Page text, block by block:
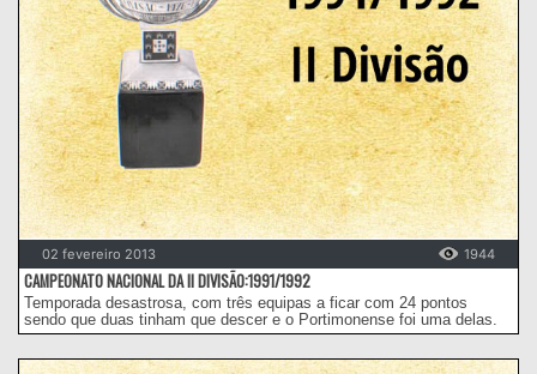
02 fevereiro 2013 1944
CAMPEONATO NACIONAL DA II DIVISÃO:1991/1992
Temporada desastrosa, com três equipas a ficar com 24 pontos
sendo que duas tinham que descer e o Portimonense foi uma delas.